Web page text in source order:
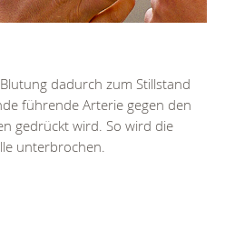
dadurch zum Stillstand
führende Arterie gegen den
gedrückt wird. So wird die
unterbrochen.